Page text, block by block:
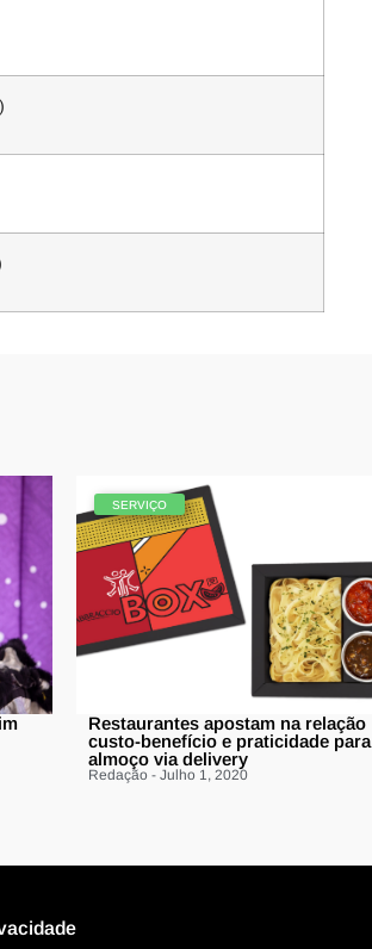
SERVIÇO
Restaurantes apostam na relação
custo-benefício e praticidade para
almoço via delivery
Redação - Julho 1, 2020